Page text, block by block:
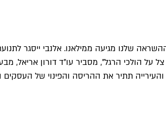
שלנו מגיעה ממילאנו. אלנבי ייסגר
על הולכי הרגל", מסביר עו"ד דורון אריאל,
תתיר את ההריסה והפינוי של